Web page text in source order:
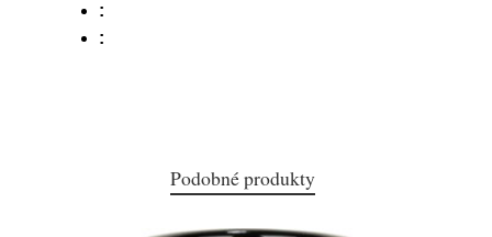
:
:
Podobné produkty